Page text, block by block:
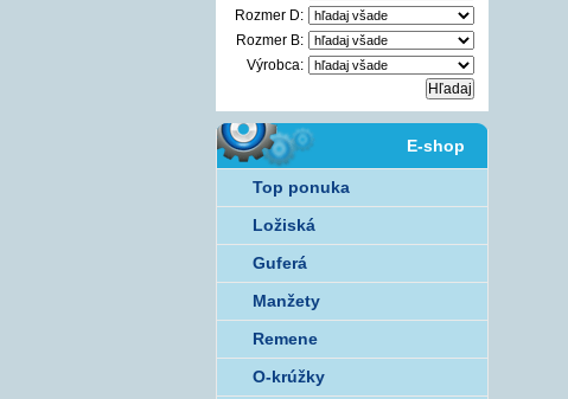
Rozmer D:
Rozmer B:
Výrobca:
E-shop
Top ponuka
Ložiská
Guferá
Manžety
Remene
O-krúžky